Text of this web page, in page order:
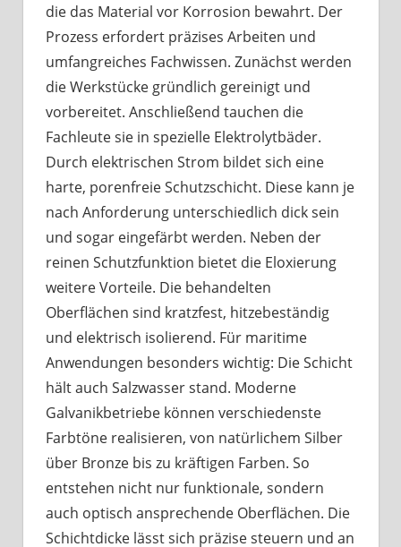
die das Material vor Korrosion bewahrt. Der
Prozess erfordert präzises Arbeiten und
umfangreiches Fachwissen. Zunächst werden
die Werkstücke gründlich gereinigt und
vorbereitet. Anschließend tauchen die
Fachleute sie in spezielle Elektrolytbäder.
Durch elektrischen Strom bildet sich eine
harte, porenfreie Schutzschicht. Diese kann je
nach Anforderung unterschiedlich dick sein
und sogar eingefärbt werden. Neben der
reinen Schutzfunktion bietet die Eloxierung
weitere Vorteile. Die behandelten
Oberflächen sind kratzfest, hitzebeständig
und elektrisch isolierend. Für maritime
Anwendungen besonders wichtig: Die Schicht
hält auch Salzwasser stand. Moderne
Galvanikbetriebe können verschiedenste
Farbtöne realisieren, von natürlichem Silber
über Bronze bis zu kräftigen Farben. So
entstehen nicht nur funktionale, sondern
auch optisch ansprechende Oberflächen. Die
Schichtdicke lässt sich präzise steuern und an